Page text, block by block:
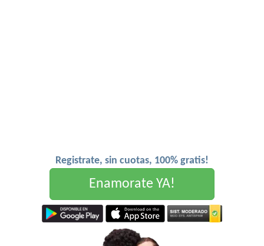
Registrate, sin cuotas, 100% gratis!
Enamorate YA!